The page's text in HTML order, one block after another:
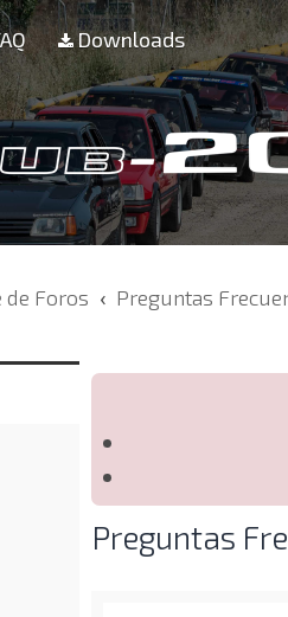
Downloads
de Foros Preguntas
Preguntas